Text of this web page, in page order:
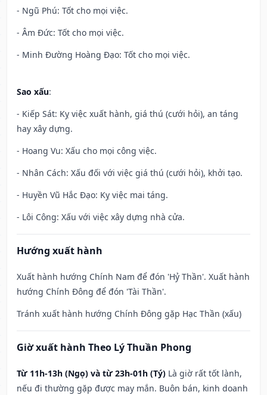
- Ngũ Phú: Tốt cho mọi việc.
- Âm Đức: Tốt cho mọi việc.
- Minh Đường Hoàng Đạo: Tốt cho mọi việc.
Sao xấu:
- Kiếp Sát: Kỵ việc xuất hành, giá thú (cưới hỏi), an táng
hay xây dựng.
- Hoang Vu: Xấu cho mọi công việc.
- Nhân Cách: Xấu đối với việc giá thú (cưới hỏi), khởi tạo.
- Huyền Vũ Hắc Đạo: Kỵ việc mai táng.
- Lôi Công: Xấu với việc xây dựng nhà cửa.
Hướng xuất hành
Xuất hành hướng Chính Nam để đón 'Hỷ Thần'. Xuất hành
hướng Chính Đông để đón 'Tài Thần'.
Tránh xuất hành hướng Chính Đông gặp Hạc Thần (xấu)
Giờ xuất hành Theo Lý Thuần Phong
Từ 11h-13h (Ngọ) và từ 23h-01h (Tý) Là giờ rất tốt lành,
nếu đi thường gặp được may mắn. Buôn bán, kinh doanh